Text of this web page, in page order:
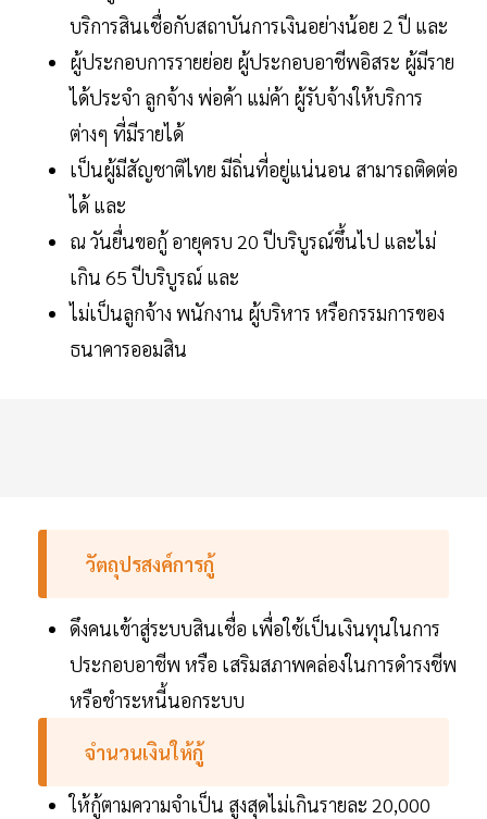
บริการสินเชื่อกับสถาบันการเงินอย่างน้อย 2 ปี และ
ผู้ประกอบการรายย่อย ผู้ประกอบอาชีพอิสระ ผู้มีราย
ได้ประจำ ลูกจ้าง พ่อค้า แม่ค้า ผู้รับจ้างให้บริการ
ต่างๆ ที่มีรายได้
เป็นผู้มีสัญชาติไทย มีถิ่นที่อยู่แน่นอน สามารถติดต่อ
ได้ และ
ณ วันยื่นขอกู้ อายุครบ 20 ปีบริบูรณ์ขึ้นไป และไม่
เกิน 65 ปีบริบูรณ์ และ
ไม่เป็นลูกจ้าง พนักงาน ผู้บริหาร หรือกรรมการของ
ธนาคารออมสิน
วัตถุปรสงค์การกู้
ดึงคนเข้าสู่ระบบสินเชื่อ เพื่อใช้เป็นเงินทุนในการ
ประกอบอาชีพ หรือ เสริมสภาพคล่องในการดำรงชีพ
หรือชำระหนี้นอกระบบ
จำนวนเงินให้กู้
ให้กู้ตามความจำเป็น สูงสุดไม่เกินรายละ 20,000